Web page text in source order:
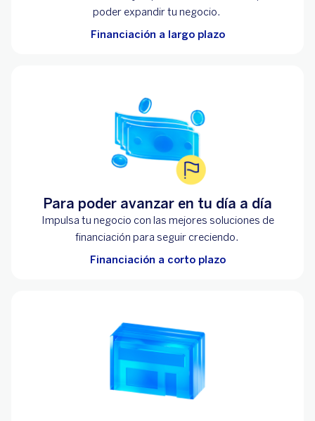
poder expandir tu negocio.
Financiación a largo plazo
Para poder avanzar en tu día a día
Impulsa tu negocio con las mejores soluciones de
financiación para seguir creciendo.
Financiación a corto plazo